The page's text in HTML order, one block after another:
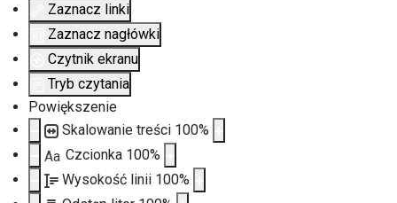
Zaznacz linki
Zaznacz nagłówki
Czytnik ekranu
Tryb czytania
Powiększenie
Skalowanie treści 100%
Aa Czcionka 100%
Wysokość linii 100%